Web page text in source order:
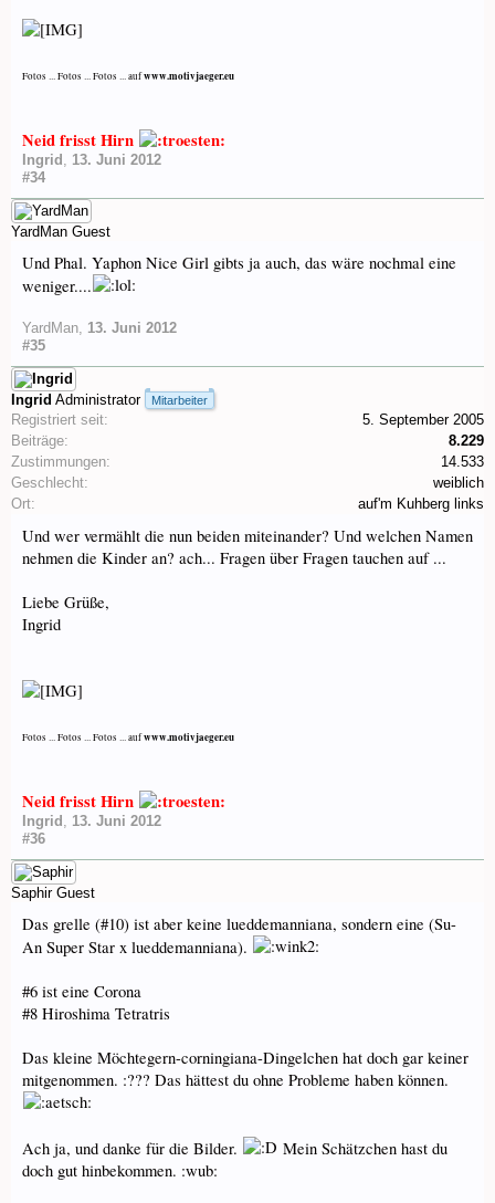
Fotos ... Fotos ... Fotos ... aufwww.motivjaeger.eu
Neid frisst Hirn
Ingrid , 13. Juni 2012
#34
YardMan Guest
Und Phal. Yaphon Nice Girl gibts ja auch, das wäre nochmal eine
weniger....
YardMan, 13. Juni 2012
#35
Ingrid Administrator Mitarbeiter
Registriert seit:
5. September 2005
Beiträge:
8.229
Zustimmungen:
14.533
Geschlecht:
weiblich
Ort:
auf'm Kuhberg links
Und wer vermählt die nun beiden miteinander? Und welchen Namen
nehmen die Kinder an? ach... Fragen über Fragen tauchen auf ...
Liebe Grüße,
Ingrid
Fotos ... Fotos ... Fotos ... aufwww.motivjaeger.eu
Neid frisst Hirn
Ingrid , 13. Juni 2012
#36
Saphir Guest
Das grelle (#10) ist aber keine lueddemanniana, sondern eine (Su-
An Super Star x lueddemanniana).
#6 ist eine Corona
#8 Hiroshima Tetratris
Das kleine Möchtegern-corningiana-Dingelchen hat doch gar keiner
mitgenommen. :??? Das hättest du ohne Probleme haben können.
Ach ja, und danke für die Bilder.
Mein Schätzchen hast du
doch gut hinbekommen. :wub: